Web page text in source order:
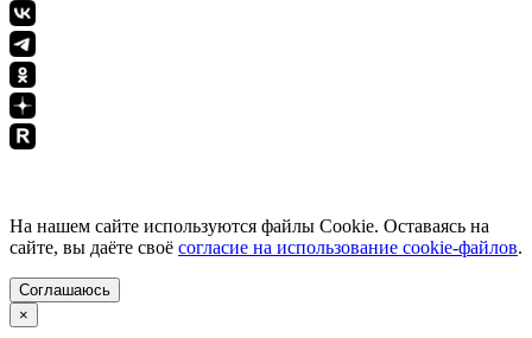
На нашем сайте используются файлы Cookie. Оставаясь на
сайте, вы даёте своё согласие на использование cookie-файлов.
Соглашаюсь
×